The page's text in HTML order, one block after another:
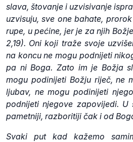
slava, štovanje i uzvisivanje
uzvisuju, sve one bahate,
rupe, u pećine, jer je za njih
2,19). Oni koji traže svoje
na koncu ne mogu podnijeti
pa ni Boga. Zato im je Božja
mogu podinijeti Božju riječ, ne
ljubav, ne mogu podinijeti
podnijeti njegove zapovijedi. U
pametniji, razboritiji čak i od
Svaki put kad kažemo